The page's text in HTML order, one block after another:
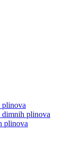
plinova
dimnih plinova
plinova